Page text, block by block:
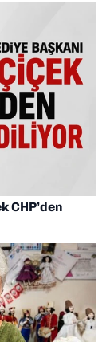
CHP’den